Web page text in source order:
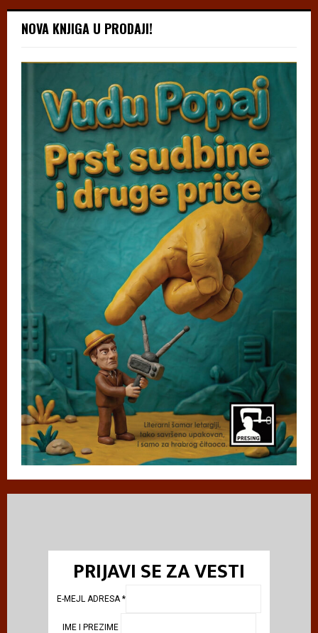
NOVA KNJIGA U PRODAJI!
PRIJAVI SE ZA VESTI
E-MEJL ADRESA*
IME I PREZIME